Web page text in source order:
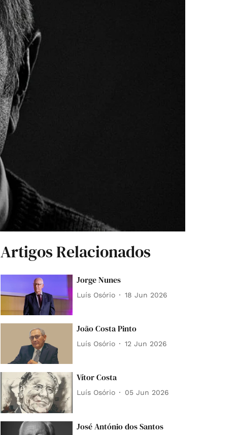
Artigos Relacionados
Jorge Nunes
Luís Osório 18 Jun 2026
João Costa Pinto
Luís Osório 12 Jun 2026
Vítor Costa
Luís Osório 05 Jun 2026
José António dos Santos